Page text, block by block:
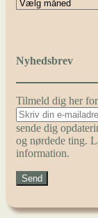
Nyhedsbrev
Tilmeld dig her
sende dig
og nørdede ting.
information.